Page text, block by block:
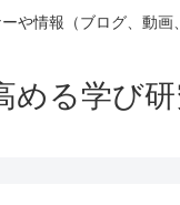
や情報（ブログ、動画
める学び